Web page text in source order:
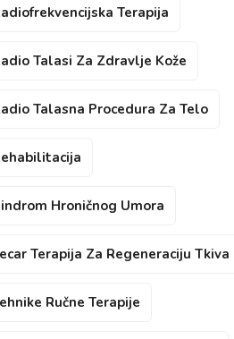
Terapija
Talasi Za Zdravlje Kože
Talasna Procedura Za Telo
Hroničnog Umora
Terapija Za Regeneraciju Tkiva
Ručne Terapije